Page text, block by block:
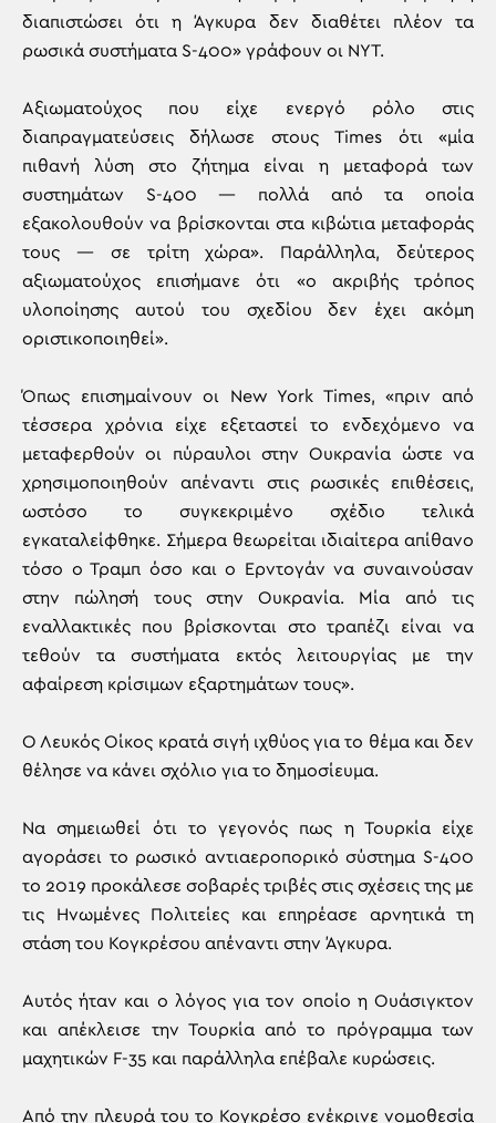
διαπιστώσει ότι η Άγκυρα δεν διαθέτει πλέον τα
ρωσικά συστήματα S-400» γράφουν οι ΝΥΤ.
Αξιωματούχος που είχε ενεργό ρόλο στις
διαπραγματεύσεις δήλωσε στους Times ότι «μία
πιθανή λύση στο ζήτημα είναι η μεταφορά των
συστημάτων S-400 — πολλά από τα οποία
εξακολουθούν να βρίσκονται στα κιβώτια μεταφοράς
τους — σε τρίτη χώρα». Παράλληλα, δεύτερος
αξιωματούχος επισήμανε ότι «ο ακριβής τρόπος
υλοποίησης αυτού του σχεδίου δεν έχει ακόμη
οριστικοποιηθεί».
Όπως επισημαίνουν οι New York Times, «πριν από
τέσσερα χρόνια είχε εξεταστεί το ενδεχόμενο να
μεταφερθούν οι πύραυλοι στην Ουκρανία ώστε να
χρησιμοποιηθούν απέναντι στις ρωσικές επιθέσεις,
ωστόσο το συγκεκριμένο σχέδιο τελικά
εγκαταλείφθηκε. Σήμερα θεωρείται ιδιαίτερα απίθανο
τόσο ο Τραμπ όσο και ο Ερντογάν να συναινούσαν
στην πώλησή τους στην Ουκρανία. Μία από τις
εναλλακτικές που βρίσκονται στο τραπέζι είναι να
τεθούν τα συστήματα εκτός λειτουργίας με την
αφαίρεση κρίσιμων εξαρτημάτων τους».
Ο Λευκός Οίκος κρατά σιγή ιχθύος για το θέμα και δεν
θέλησε να κάνει σχόλιο για το δημοσίευμα.
Να σημειωθεί ότι το γεγονός πως η Τουρκία είχε
αγοράσει το ρωσικό αντιαεροπορικό σύστημα S-400
το 2019 προκάλεσε σοβαρές τριβές στις σχέσεις της με
τις Ηνωμένες Πολιτείες και επηρέασε αρνητικά τη
στάση του Κογκρέσου απέναντι στην Άγκυρα.
Αυτός ήταν και ο λόγος για τον οποίο η Ουάσιγκτον
και απέκλεισε την Τουρκία από το πρόγραμμα των
μαχητικών F-35 και παράλληλα επέβαλε κυρώσεις.
Από την πλευρά του το Κογκρέσο ενέκρινε νομοθεσία